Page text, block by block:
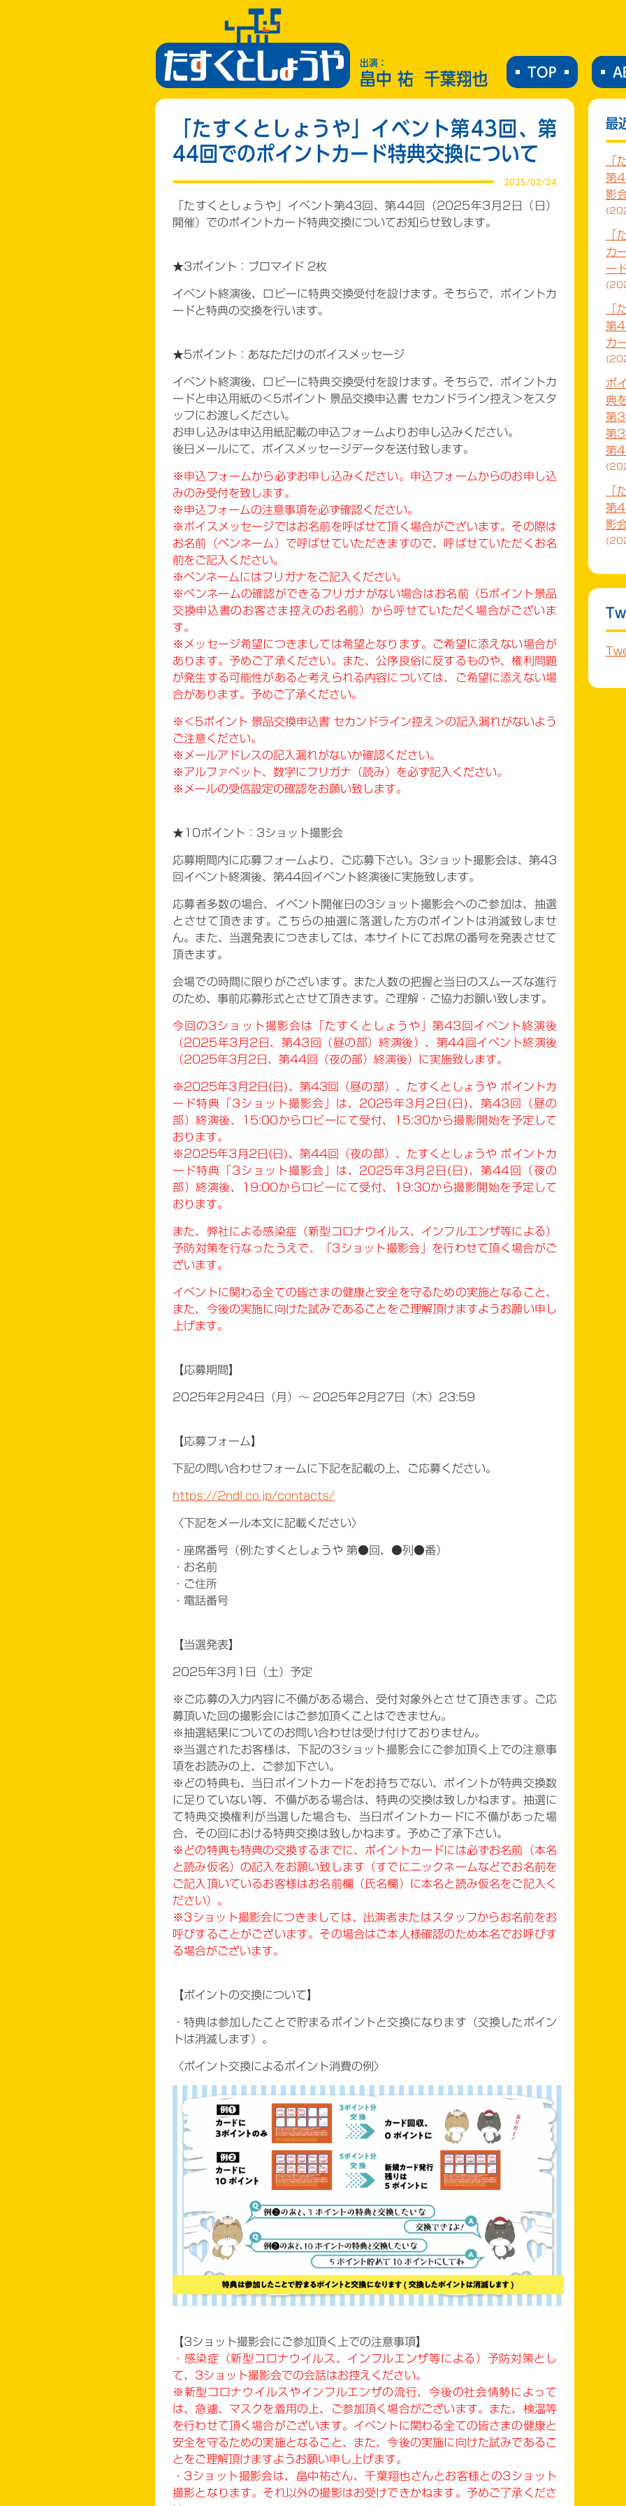
出演：
畠中 祐 千葉翔也 TOP
「たすくとしょうや」イベント第43回、第
44回でのポイントカード特典交換について
2025/02/24
「たすくとしょうや」イベント第43回、第44回（2025年3月2日（日）
開催）でのポイントカード特典交換についてお知らせ致します。
★3ポイント：ブロマイド 2枚
イベント終演後、ロビーに特典交換受付を設けます。そちらで、ポイントカ
ードと特典の交換を行います。
★5ポイント：あなただけのボイスメッセージ
イベント終演後、ロビーに特典交換受付を設けます。そちらで、ポイントカ
ードと申込用紙の＜5ポイント 景品交換申込書 セカンドライン控え＞をスタ
ッフにお渡しください。
お申し込みは申込用紙記載の申込フォームよりお申し込みください。
後日メールにて、ボイスメッセージデータを送付致します。
※申込フォームから必ずお申し込みください。申込フォームからのお申し込
みのみ受付を致します。
※申込フォームの注意事項を必ず確認ください。
※ボイスメッセージではお名前を呼ばせて頂く場合がございます。その際は
お名前（ペンネーム）で呼ばせていただきますので、呼ばせていただくお名
前をご記入ください。
※ペンネームにはフリガナをご記入ください。
※ペンネームの確認ができるフリガナがない場合はお名前（5ポイント景品
交換申込書のお客さま控えのお名前）から呼せていただく場合がございま
す。
※メッセージ希望につきましては希望となります。ご希望に添えない場合が
あります。予めご了承ください。また、公序良俗に反するものや、権利問題
が発生する可能性があると考えられる内容については、ご希望に添えない場
合があります。予めご了承ください。
※＜5ポイント 景品交換申込書 セカンドライン控え＞の記入漏れがないよう
ご注意ください。
※メールアドレスの記入漏れがないか確認ください。
※アルファベット、数字にフリガナ（読み）を必ず記入ください。
※メールの受信設定の確認をお願い致します。
★10ポイント：3ショット撮影会
応募期間内に応募フォームより、ご応募下さい。3ショット撮影会は、第43
回イベント終演後、第44回イベント終演後に実施致します。
応募者多数の場合、イベント開催日の3ショット撮影会へのご参加は、抽選
とさせて頂きます。こちらの抽選に落選した方のポイントは消滅致しませ
ん。また、当選発表につきましては、本サイトにてお席の番号を発表させて
頂きます。
会場での時間に限りがございます。また人数の把握と当日のスムーズな進行
のため、事前応募形式とさせて頂きます。ご理解・ご協力お願い致します。
今回の3ショット撮影会は「たすくとしょうや」第43回イベント終演後
（2025年3月2日、第43回（昼の部）終演後）、第44回イベント終演後
（2025年3月2日、第44回（夜の部）終演後）に実施致します。
※2025年3月2日(日)、第43回（昼の部）、たすくとしょうや ポイントカ
ード特典「3ショット撮影会」は、2025年3月2日(日)、第43回（昼の
部）終演後、15:00からロビーにて受付、15:30から撮影開始を予定して
おります。
※2025年3月2日(日)、第44回（夜の部）、たすくとしょうや ポイントカ
ード特典「3ショット撮影会」は、2025年3月2日(日)、第44回（夜の
部）終演後、19:00からロビーにて受付、19:30から撮影開始を予定して
おります。
また、弊社による感染症（新型コロナウイルス、インフルエンザ等による）
予防対策を行なったうえで、「3ショット撮影会」を行わせて頂く場合がご
ざいます。
イベントに関わる全ての皆さまの健康と安全を守るための実施となること、
また、今後の実施に向けた試みであることをご理解頂けますようお願い申し
上げます。
【応募期間】
2025年2月24日（月）～ 2025年2月27日（木）23:59
【応募フォーム】
下記の問い合わせフォームに下記を記載の上、ご応募ください。
https://2ndl.co.jp/contacts/
〈下記をメール本文に記載ください〉
・座席番号（例:たすくとしょうや 第●回、●列●番）
・お名前
・ご住所
・電話番号
【当選発表】
2025年3月1日（土）予定
※ご応募の入力内容に不備がある場合、受付対象外とさせて頂きます。ご応
募頂いた回の撮影会にはご参加頂くことはできません。
※抽選結果についてのお問い合わせは受け付けておりません。
※当選されたお客様は、下記の3ショット撮影会にご参加頂く上での注意事
項をお読みの上、ご参加下さい。
※どの特典も、当日ポイントカードをお持ちでない、ポイントが特典交換数
に足りていない等、不備がある場合は、特典の交換は致しかねます。抽選に
て特典交換権利が当選した場合も、当日ポイントカードに不備があった場
合、その回における特典交換は致しかねます。予めご了承下さい。
※どの特典も特典の交換するまでに、ポイントカードには必ずお名前（本名
と読み仮名）の記入をお願い致します（すでにニックネームなどでお名前を
ご記入頂いているお客様はお名前欄（氏名欄）に本名と読み仮名をご記入く
ださい）。
※3ショット撮影会につきましては、出演者またはスタッフからお名前をお
呼びすることがございます。その場合はご本人様確認のため本名でお呼びす
る場合がございます。
【ポイントの交換について】
・特典は参加したことで貯まるポイントと交換になります（交換したポイン
トは消滅します）。
〈ポイント交換によるポイント消費の例〉
【3ショット撮影会にご参加頂く上での注意事項】
・感染症（新型コロナウイルス、インフルエンザ等による）予防対策とし
て、3ショット撮影会での会話はお控えください。
※新型コロナウイルスやインフルエンザの流行、今後の社会情勢によって
は、急遽、マスクを着用の上、ご参加頂く場合がございます。また、検温等
を行わせて頂く場合がございます。イベントに関わる全ての皆さまの健康と
安全を守るための実施となること、また、今後の実施に向けた試みであるこ
とをご理解頂けますようお願い申し上げます。
・3ショット撮影会は、畠中祐さん、千葉翔也さんとお客様との3ショット
撮影となります。それ以外の撮影はお受けできかねます。予めご了承くださ
最
「
第
影
「
カ
ー
「
第
カ
ポ
典
第
第
第
「
第
影